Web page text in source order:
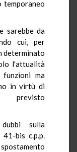
temporaneo
sarebbe da
cui, per
determinato
l'attualità
ma
in virtù di
previsto
sulla
bis c.p.p.